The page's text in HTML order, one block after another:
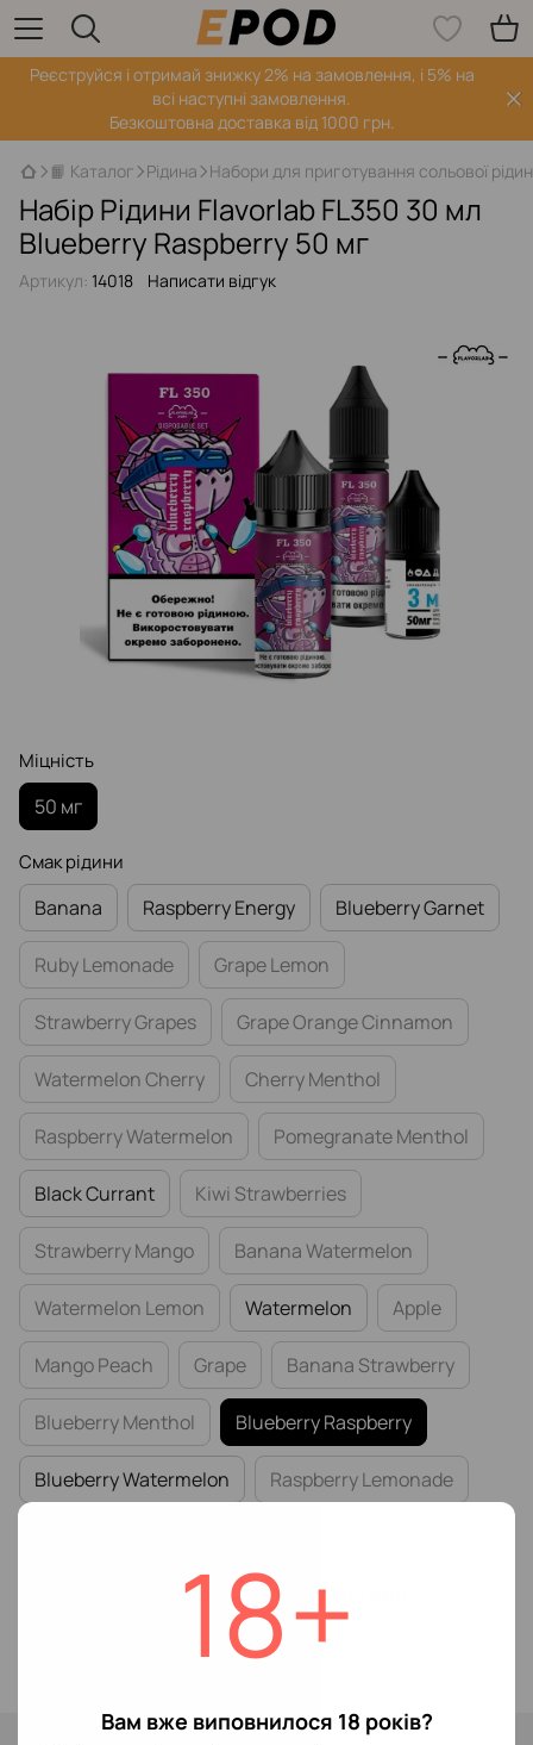
18+
Вам вже виповнилося 18 років?
Реєструйся і отримай знижку 2% на замовлення, і 5% на
всі наступні замовлення.
Безкоштовна доставка від 1000 грн.
📙 Каталог Рідина Набори для приготування сольової
Набір Рідини Flavorlab FL350 30 мл
Blueberry Raspberry 50 мг
Артикул: 14018 Написати відгук
Міцність
50 мг
Смак рідини
Banana Raspberry Еnergy Blueberry Garnet
Ruby Lemonade Grape Lemon
Strawberry Grapes Grape Orange Cinnamon
Watermelon Cherry Cherry Menthol
Raspberry Watermelon Pomegranate Menthol
Black Currant Kiwi Strawberries
Strawberry Mango Banana Watermelon
Watermelon Lemon Watermelon Apple
Mango Peach Grape Banana Strawberry
Blueberry Menthol Blueberry Raspberry
Blueberry Watermelon Raspberry Lemonade
Strawberry Dragonfruit Cranberry Mint
Blackcurrant Grape